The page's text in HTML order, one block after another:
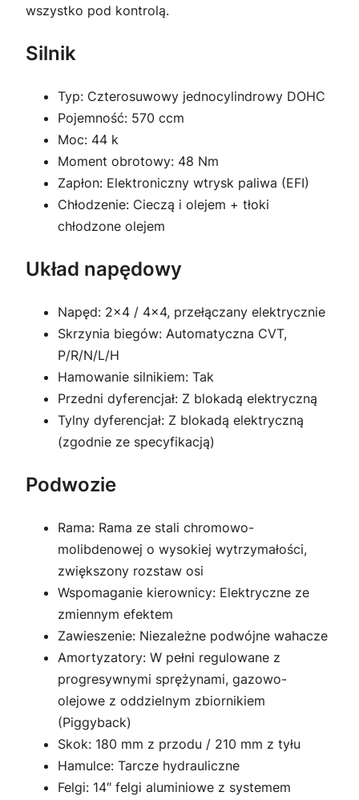
wszystko pod kontrolą.
Silnik
Typ: Czterosuwowy jednocylindrowy DOHC
Pojemność: 570 ccm
Moc: 44 k
Moment obrotowy: 48 Nm
Zapłon: Elektroniczny wtrysk paliwa (EFI)
Chłodzenie: Cieczą i olejem + tłoki
chłodzone olejem
Układ napędowy
Napęd: 2×4 / 4×4, przełączany elektrycznie
Skrzynia biegów: Automatyczna CVT,
P/R/N/L/H
Hamowanie silnikiem: Tak
Przedni dyferencjał: Z blokadą elektryczną
Tylny dyferencjał: Z blokadą elektryczną
(zgodnie ze specyfikacją)
Podwozie
Rama: Rama ze stali chromowo-
molibdenowej o wysokiej wytrzymałości,
zwiększony rozstaw osi
Wspomaganie kierownicy: Elektryczne ze
zmiennym efektem
Zawieszenie: Niezależne podwójne wahacze
Amortyzatory: W pełni regulowane z
progresywnymi sprężynami, gazowo-
olejowe z oddzielnym zbiornikiem
(Piggyback)
Skok: 180 mm z przodu / 210 mm z tyłu
Hamulce: Tarcze hydrauliczne
Felgi: 14″ felgi aluminiowe z systemem